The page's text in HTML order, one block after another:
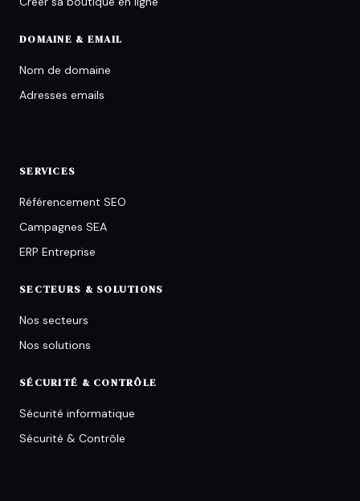
DOMAINE & EMAIL
Nom de domaine
Adresses emails
SERVICES
Référencement SEO
Campagnes SEA
ERP Entreprise
SECTEURS & SOLUTIONS
Nos secteurs
Nos solutions
SÉCURITÉ & CONTRÔLE
Sécurité informatique
Sécurité & Contrôle